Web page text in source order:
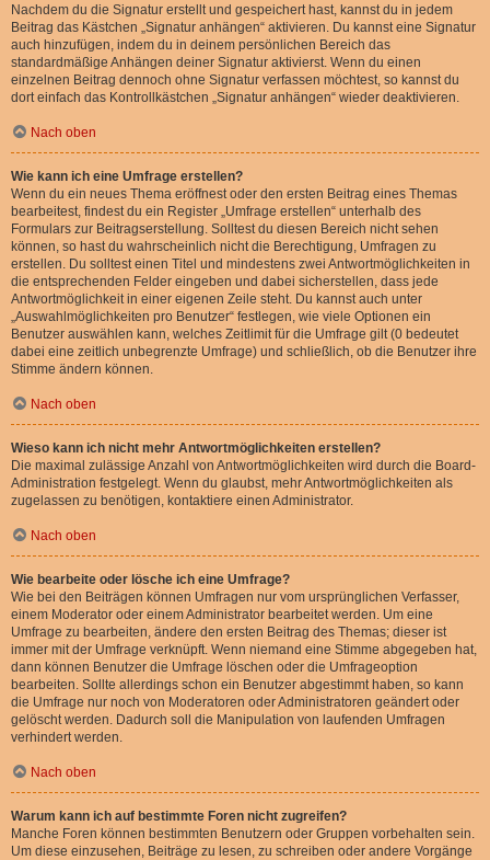
Nachdem du die Signatur erstellt und gespeichert hast, kannst du in jedem
Beitrag das Kästchen „Signatur anhängen“ aktivieren. Du kannst eine Signatur
auch hinzufügen, indem du in deinem persönlichen Bereich das
standardmäßige Anhängen deiner Signatur aktivierst. Wenn du einen
einzelnen Beitrag dennoch ohne Signatur verfassen möchtest, so kannst du
dort einfach das Kontrollkästchen „Signatur anhängen“ wieder deaktivieren.
Nach oben
Wie kann ich eine Umfrage erstellen?
Wenn du ein neues Thema eröffnest oder den ersten Beitrag eines Themas
bearbeitest, findest du ein Register „Umfrage erstellen“ unterhalb des
Formulars zur Beitragserstellung. Solltest du diesen Bereich nicht sehen
können, so hast du wahrscheinlich nicht die Berechtigung, Umfragen zu
erstellen. Du solltest einen Titel und mindestens zwei Antwortmöglichkeiten in
die entsprechenden Felder eingeben und dabei sicherstellen, dass jede
Antwortmöglichkeit in einer eigenen Zeile steht. Du kannst auch unter
„Auswahlmöglichkeiten pro Benutzer“ festlegen, wie viele Optionen ein
Benutzer auswählen kann, welches Zeitlimit für die Umfrage gilt (0 bedeutet
dabei eine zeitlich unbegrenzte Umfrage) und schließlich, ob die Benutzer ihre
Stimme ändern können.
Nach oben
Wieso kann ich nicht mehr Antwortmöglichkeiten erstellen?
Die maximal zulässige Anzahl von Antwortmöglichkeiten wird durch die Board-
Administration festgelegt. Wenn du glaubst, mehr Antwortmöglichkeiten als
zugelassen zu benötigen, kontaktiere einen Administrator.
Nach oben
Wie bearbeite oder lösche ich eine Umfrage?
Wie bei den Beiträgen können Umfragen nur vom ursprünglichen Verfasser,
einem Moderator oder einem Administrator bearbeitet werden. Um eine
Umfrage zu bearbeiten, ändere den ersten Beitrag des Themas; dieser ist
immer mit der Umfrage verknüpft. Wenn niemand eine Stimme abgegeben hat,
dann können Benutzer die Umfrage löschen oder die Umfrageoption
bearbeiten. Sollte allerdings schon ein Benutzer abgestimmt haben, so kann
die Umfrage nur noch von Moderatoren oder Administratoren geändert oder
gelöscht werden. Dadurch soll die Manipulation von laufenden Umfragen
verhindert werden.
Nach oben
Warum kann ich auf bestimmte Foren nicht zugreifen?
Manche Foren können bestimmten Benutzern oder Gruppen vorbehalten sein.
Um diese einzusehen, Beiträge zu lesen, zu schreiben oder andere Vorgänge